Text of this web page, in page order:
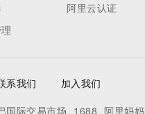
or
阿里云认证
系我们
加入我们
国际交易市场 1688 阿里妈妈